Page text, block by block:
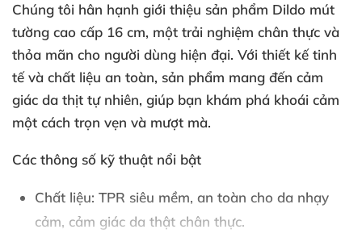
Chúng tôi hân hạnh giới thiệu sản phẩm Dildo mút
tường cao cấp 16 cm, một trải nghiệm chân thực và
thỏa mãn cho người dùng hiện đại. Với thiết kế tinh
tế và chất liệu an toàn, sản phẩm mang đến cảm
giác da thịt tự nhiên, giúp bạn khám phá khoái cảm
một cách trọn vẹn và mượt mà.
Các thông số kỹ thuật nổi bật
Chất liệu: TPR siêu mềm, an toàn cho da nhạy
cảm, cảm giác da thật chân thực.